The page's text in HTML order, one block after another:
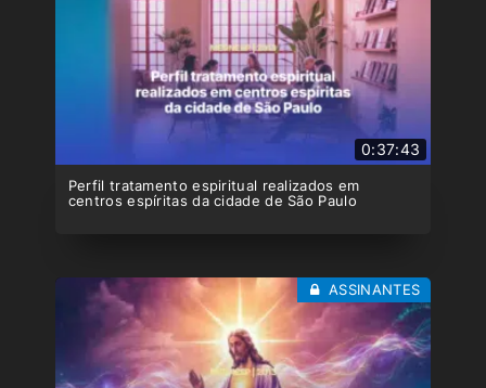
0:37:43
Perfil tratamento espiritual realizados em
centros espíritas da cidade de São Paulo
ASSINANTES